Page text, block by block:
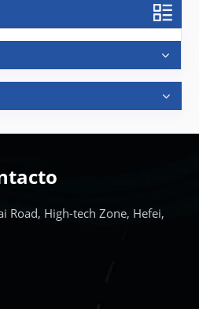
Road, High-tech Zone, Hefei,